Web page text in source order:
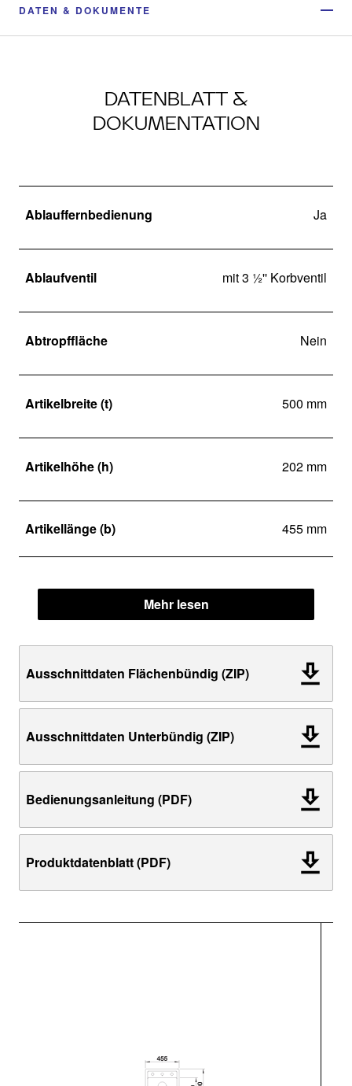
DATEN & DOKUMENTE
DATENBLATT &
DOKUMENTATION
Ablauffernbedienung Ja
Ablaufventil mit 3 ½'' Korbventil
Abtropffläche Nein
Artikelbreite (t) 500 mm
Artikelhöhe (h) 202 mm
Artikellänge (b) 455 mm
Mehr lesen
Ausschnittdaten Flächenbündig (ZIP)
Ausschnittdaten Unterbündig (ZIP)
Bedienungsanleitung (PDF)
Produktdatenblatt (PDF)